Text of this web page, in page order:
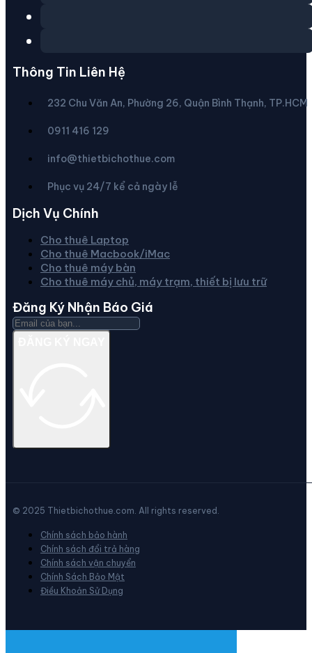
Thông Tin Liên Hệ
232 Chu Văn An, Phường 26, Quận Bình Thạnh, TP.HCM
0911 416 129
info@thietbichothue.com
Phục vụ 24/7 kể cả ngày lễ
Dịch Vụ Chính
Cho thuê Laptop
Cho thuê Macbook/iMac
Cho thuê máy bàn
Cho thuê máy chủ, máy trạm, thiết bị lưu trữ
Đăng Ký Nhận Báo Giá
© 2025 Thietbichothue.com. All rights reserved.
Chính sách bảo hành
Chính sách đổi trả hàng
Chính sách vận chuyển
Chính Sách Bảo Mật
Điều Khoản Sử Dụng